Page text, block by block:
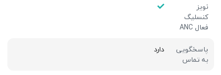
نویز
کنسلیگ
فعال ANC
پاسخگویی
به تماس
دارد